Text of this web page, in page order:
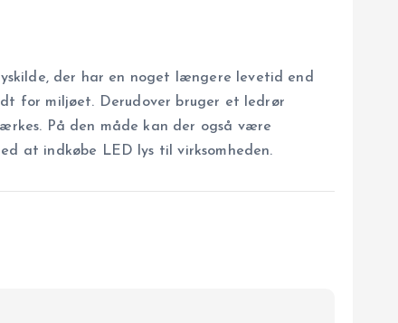
der har en noget længere levetid end
for miljøet. Derudover bruger et ledrør
På den måde kan der også være
at indkøbe LED lys til virksomheden.